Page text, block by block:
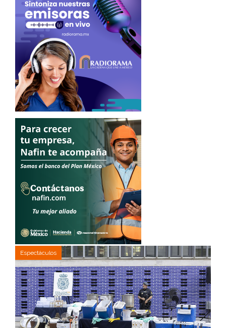
Espectáculos